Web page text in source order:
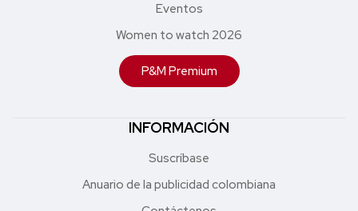
Eventos
Women to watch 2026
P&M Premium
INFORMACIÓN
Suscríbase
Anuario de la publicidad colombiana